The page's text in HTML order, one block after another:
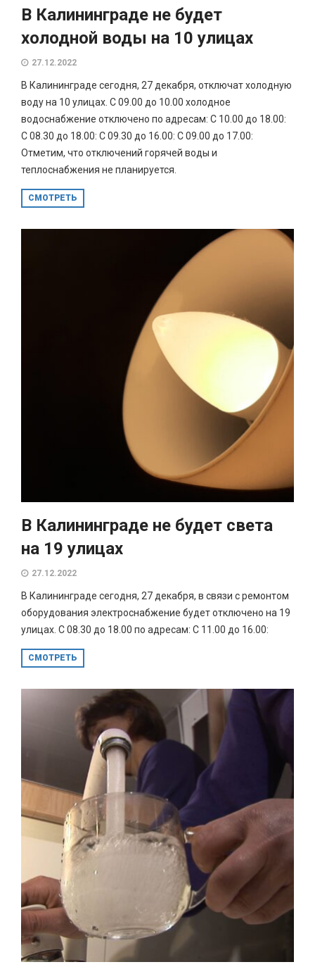
В Калининграде не будет
холодной воды на 10 улицах
27.12.2022
В Калининграде сегодня, 27 декабря, отключат холодную
воду на 10 улицах. С 09.00 до 10.00 холодное
водоснабжение отключено по адресам: С 10.00 до 18.00:
С 08.30 до 18.00: С 09.30 до 16.00: С 09.00 до 17.00:
Отметим, что отключений горячей воды и
теплоснабжения не планируется.
СМОТРЕТЬ
В Калининграде не будет света
на 19 улицах
27.12.2022
В Калининграде сегодня, 27 декабря, в связи с ремонтом
оборудования электроснабжение будет отключено на 19
улицах. С 08.30 до 18.00 по адресам: С 11.00 до 16.00:
СМОТРЕТЬ